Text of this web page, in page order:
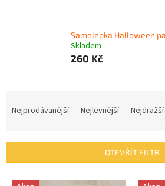
Samolepka Halloween
Skladem
260 Kč
í
Nejprodávanější Nejlevnější Nejdražší
OTEVŘÍT FILTR
V